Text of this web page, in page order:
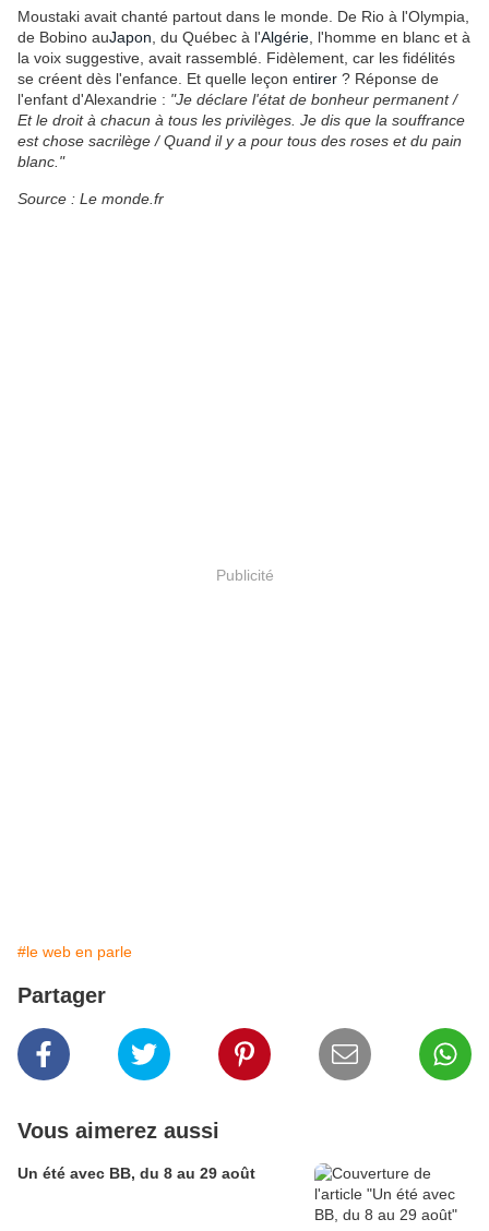
Moustaki avait chanté partout dans le monde. De Rio à l'Olympia,
de Bobino auJapon , du Québec à l'Algérie , l'homme en blanc et à
la voix suggestive, avait rassemblé. Fidèlement, car les fidélités
se créent dès l'enfance. Et quelle leçon entirer ? Réponse de
l'enfant d'Alexandrie : "Je déclare l'état de bonheur permanent /
Et le droit à chacun à tous les privilèges. Je dis que la souffrance
est chose sacrilège / Quand il y a pour tous des roses et du pain
blanc."
Source : Le monde.fr
Publicité
#le web en parle
Partager
Vous aimerez aussi
Un été avec BB, du 8 au 29 août